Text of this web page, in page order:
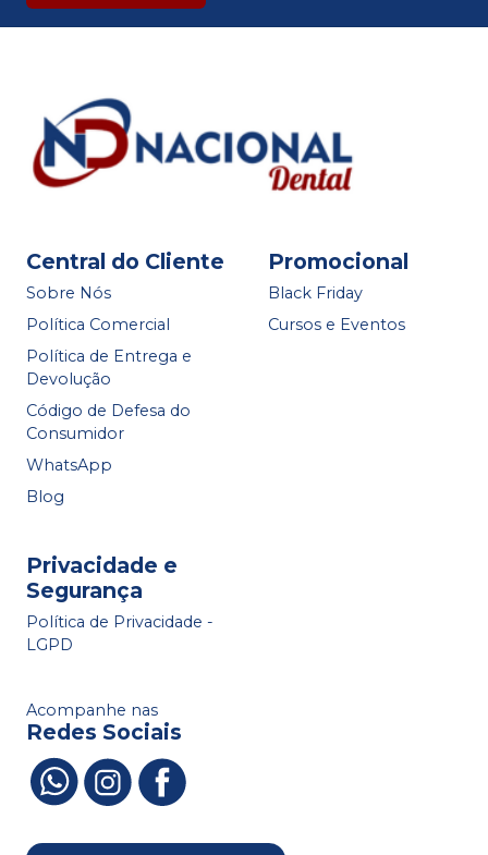
Central do Cliente
Sobre Nós
Política Comercial
Política de Entrega e
Devolução
Código de Defesa do
Consumidor
WhatsApp
Blog
Promocional
Black Friday
Cursos e Eventos
Privacidade e
Segurança
Política de Privacidade -
LGPD
Acompanhe nas
Redes Sociais